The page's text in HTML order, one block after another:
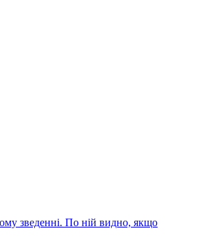
зведенні. По ній видно, якщо